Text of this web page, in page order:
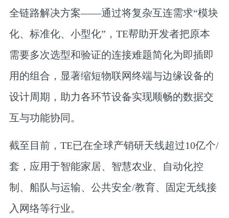
全链路解决方案——通过将复杂互连需求“模块
化、标准化、小型化”，TE帮助开发者把原本
需要多次选型和验证的连接难题简化为即插即
用的组合，显著缩短物联网终端与边缘设备的
设计周期，助力各环节设备实现顺畅的数据交
互与功能协同。
截至目前，TE已在全球产销研天线超过10亿个/
套，应用于智能家居、智慧农业、自动化控
制、船队与运输、公共安全/教育、固定无线接
入网络等行业。